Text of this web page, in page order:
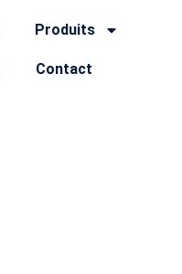
Produits
Contact